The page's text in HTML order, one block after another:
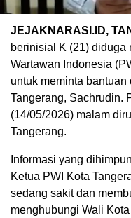
JEJAKNARASI.ID,
berinisial K (21) diduga
Wartawan Indonesia
untuk meminta
Tangerang, Sachrudin.
(14/05/2026) malam
Tangerang.
Informasi yang
Ketua PWI Kota
sedang sakit dan
menghubungi Wali